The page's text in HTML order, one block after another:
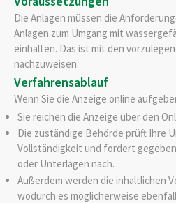
Die Anlagen müssen die
Anlagen zum Umgang mit
einhalten. Das ist mit den
nachzuweisen.
Verfahrensablauf
Wenn Sie die Anzeige online
Sie reichen die Anzeige über den
Die zuständige Behörde prüft Ihre
Vollständigkeit und fordert
oder Unterlagen nach.
Außerdem werden die inhaltlichen
wodurch es möglicherweise